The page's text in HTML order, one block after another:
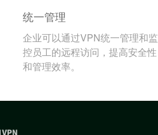
统一管理
企业可以通过VPN统一管理和监
控员工的远程访问，提高安全性
和管理效率。